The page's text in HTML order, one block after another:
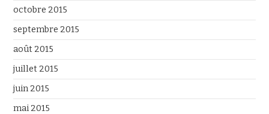
octobre 2015
septembre 2015
août 2015
juillet 2015
juin 2015
mai 2015